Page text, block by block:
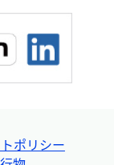
ポリシー